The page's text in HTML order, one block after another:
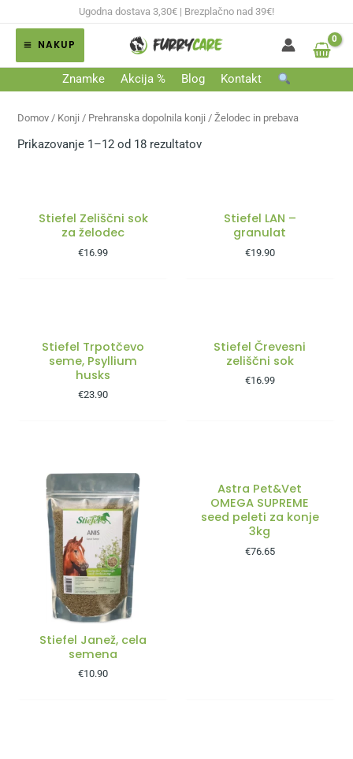
content
Ugodna dostava 3,30€ | Brezplačno nad 39€!
MAIN
MENU
NAKUP
Znamke Akcija % Blog Kontakt
Domov / Konji / Prehranska dopolnila konji / Želodec in prebava
Prikazovanje 1–12 od 18 rezultatov
Stiefel Zeliščni sok
za želodec
€16.99
Stiefel LAN –
granulat
€19.90
Stiefel Trpotčevo
seme, Psyllium
husks
€23.90
Stiefel Črevesni
zeliščni sok
€16.99
Stiefel Janež, cela
semena
€10.90
Astra Pet&Vet
OMEGA SUPREME
seed peleti za konje
3kg
€76.65